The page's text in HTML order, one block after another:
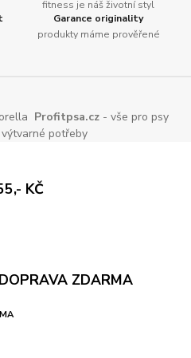
fitness je náš životní styl
Garance originality
produkty máme prověřené
Profitpsa.cz - vše pro psy
potřeby
KČ
ZDARMA